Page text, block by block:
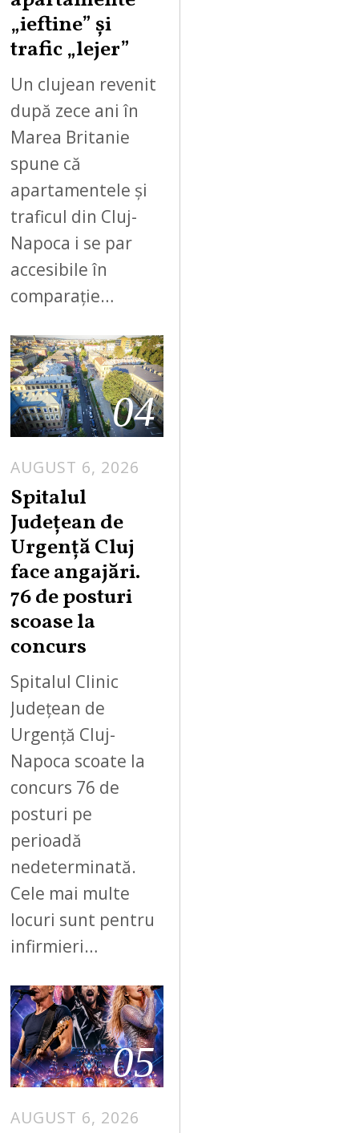
„ieftine” și
trafic „lejer”
Un clujean revenit
după zece ani în
Marea Britanie
spune că
apartamentele și
traficul din Cluj-
Napoca i se par
accesibile în
comparație…
04
AUGUST 6, 2026
Spitalul
Județean de
Urgență Cluj
face angajări.
76 de posturi
scoase la
concurs
Spitalul Clinic
Județean de
Urgență Cluj-
Napoca scoate la
concurs 76 de
posturi pe
perioadă
nedeterminată.
Cele mai multe
locuri sunt pentru
infirmieri…
05
AUGUST 6, 2026